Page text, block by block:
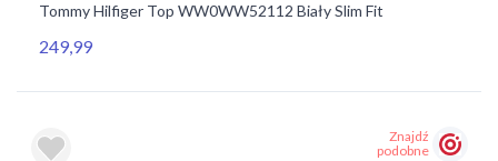
Tommy Hilfiger Top WW0WW52112 Biały Slim Fit
249,99
Znajdź
podobne